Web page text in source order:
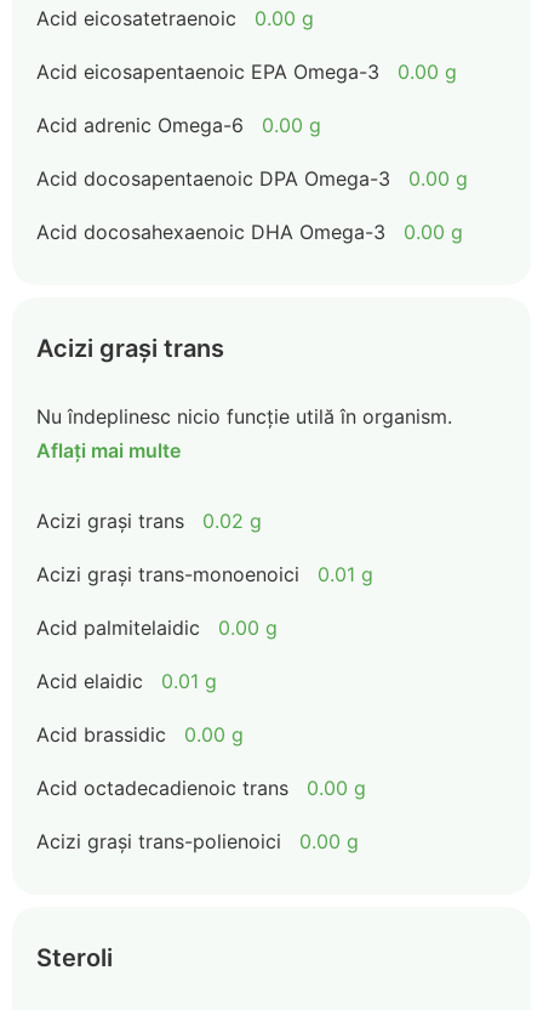
Acid eicosatetraenoic 0.00 g
Acid eicosapentaenoic EPA Omega-3 0.00 g
Acid adrenic Omega-6 0.00 g
Acid docosapentaenoic DPA Omega-3 0.00 g
Acid docosahexaenoic DHA Omega-3 0.00 g
Acizi grași trans
Nu îndeplinesc nicio funcție utilă în organism.
Aflați mai multe
Acizi grași trans 0.02 g
Acizi grași trans-monoenoici 0.01 g
Acid palmitelaidic 0.00 g
Acid elaidic 0.01 g
Acid brassidic 0.00 g
Acid octadecadienoic trans 0.00 g
Acizi grași trans-polienoici 0.00 g
Steroli